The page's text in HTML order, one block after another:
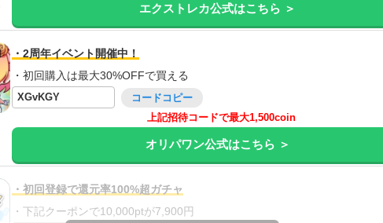
エクストレカ公式はこちら ＞
・2周年イベント開催中！
・初回購入は最大30%OFFで買える
XGvKGY
コードコピー
上記招待コードで最大1,500coin
オリパワン公式はこちら ＞
・初回登録で還元率100%超ガチャ
・下記クーポンで10,000ptが7,900円